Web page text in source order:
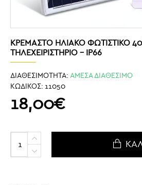
ΚΡΕΜΑΣΤΌ ΗΛΙΑΚΌ ΦΩΤΙΣΤΙΚΌ
ΤΗΛΕΧΕΙΡΙΣΤΉΡΙΟ – IP66
ΔΙΑΘΕΣΙΜΟΤΗΤΑ: ΑΜΕΣΑ ΔΙΑΘΕΣΙΜΟ
ΚΩΔΙΚΟΣ: 11050
18,00€